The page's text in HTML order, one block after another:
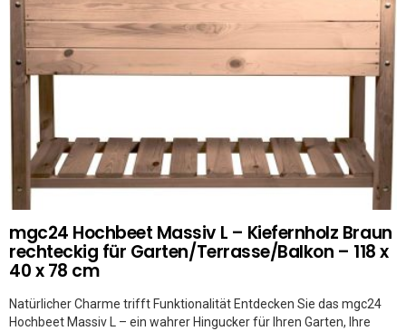
mgc24 Hochbeet Massiv L – Kiefernholz Braun
rechteckig für Garten/Terrasse/Balkon – 118 x
40 x 78 cm
Natürlicher Charme trifft Funktionalität Entdecken Sie das mgc24
Hochbeet Massiv L – ein wahrer Hingucker für Ihren Garten, Ihre